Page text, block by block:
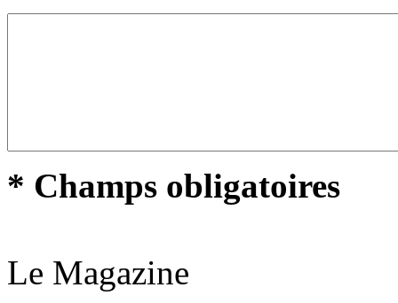
* Champs obligatoires
Le Magazine